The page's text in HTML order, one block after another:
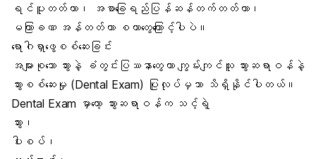
ရင်ပူတတ်တာ၊ အစာခြေရည်ပြန်ဆန်တက်တတ်တာ၊
မကြာခဏ အန်တတ်တာ စတာတွေကြောင့်ပါပဲ။
ရောဂါရှာဖွေစစ်ဆေးခြင်း
အများစုသော သွားနဲ့ ခံတွင်းပြဿနာတွေဟာ ကျွမ်းကျင်သူ သွားဆရာဝန်နဲ့
သွားစစ်ဆေးမှု (Dental Exam) ပြုလုပ်မှသာ သိရှိနိုင်ပါတယ်။
Dental Exam မှာတော့ သွားဆရာဝန်က သင့်ရဲ့
သွား၊
ပါးစပ်၊